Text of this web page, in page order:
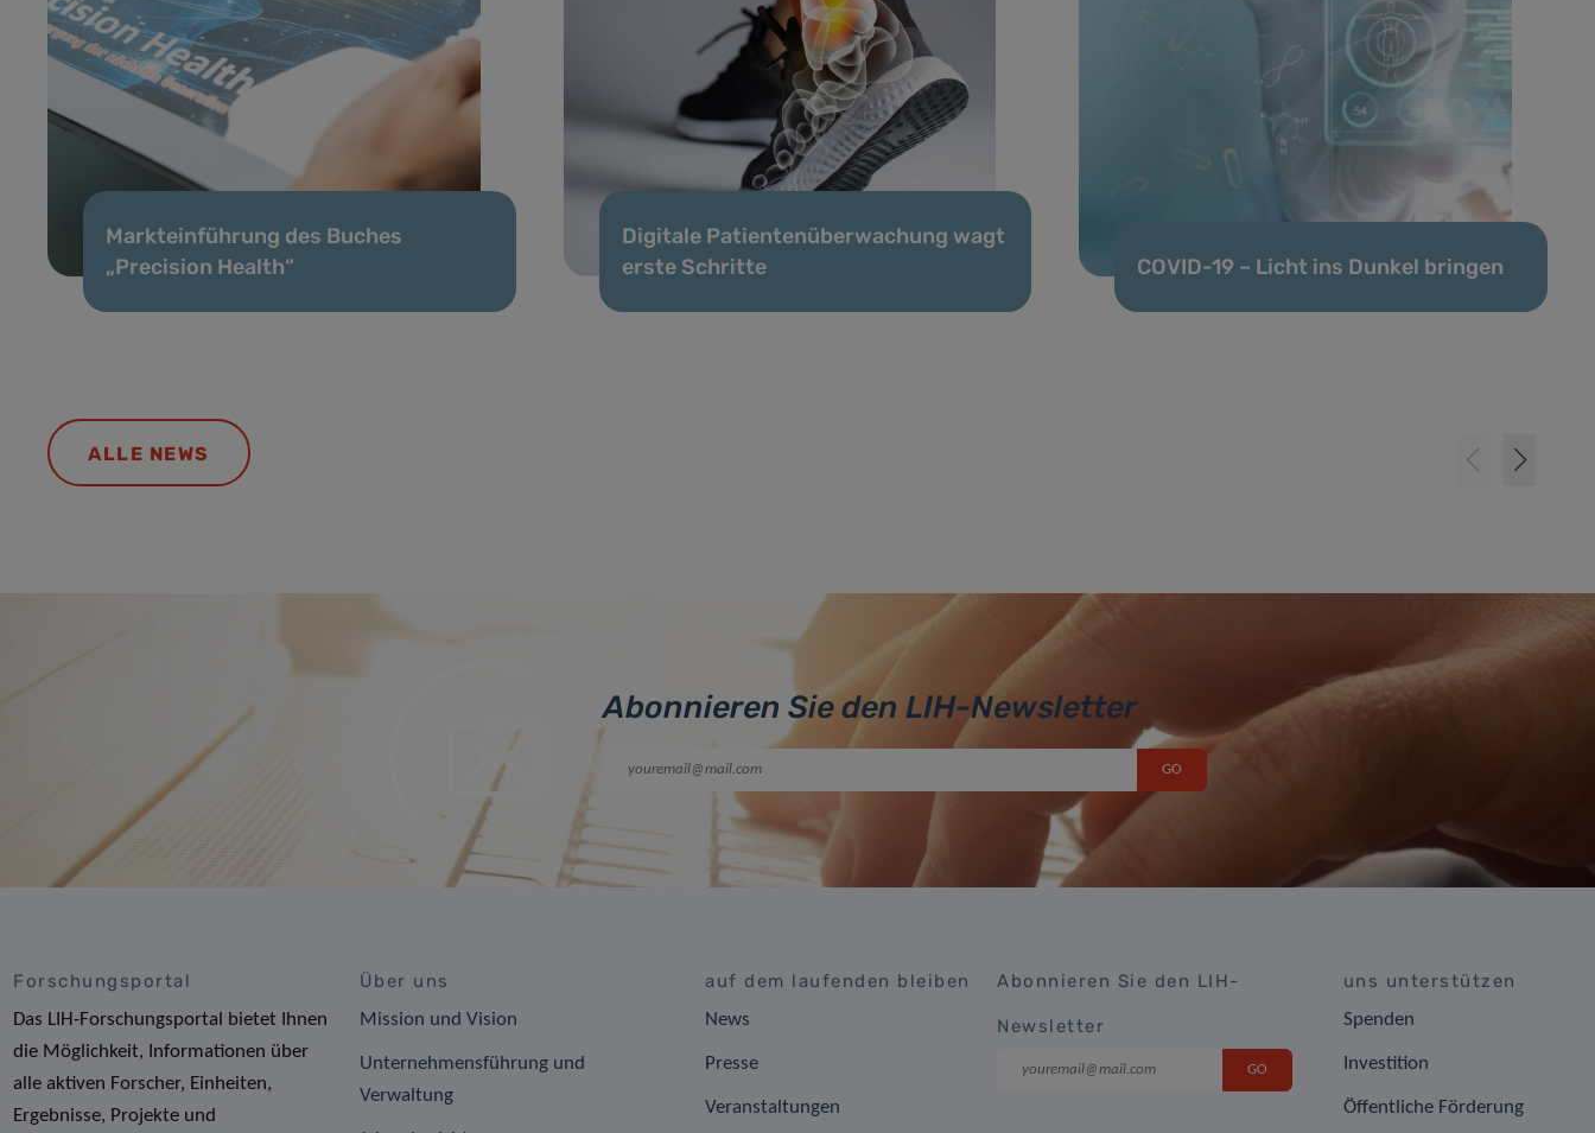
Markteinführung des Buches
„Precision Health“
Digitale Patientenüberwachung wagt
erste Schritte
COVID-19 – Licht ins Dunkel bringen
ALLE NEWS
Abonnieren Sie den LIH-Newsletter
Forschungsportal
Das LIH-Forschungsportal bietet Ihnen
die Möglichkeit, Informationen über
alle aktiven Forscher, Einheiten,
Ergebnisse, Projekte und
Über uns
Mission und Vision
Unternehmensführung und
Verwaltung
auf dem laufenden bleiben
News
Presse
Veranstaltungen
Abonnieren Sie den LIH-
Newsletter
uns unterstützen
Spenden
Investition
Öffentliche Förderung